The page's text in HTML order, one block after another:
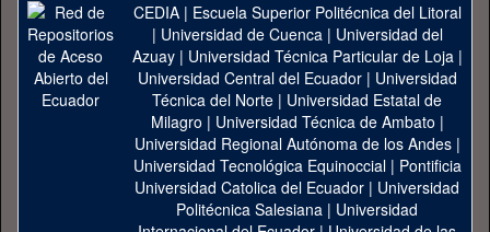
CEDIA| Escuela Superior Politécnica del Litoral
| Universidad de Cuenca| Universidad del
Azuay| Universidad Técnica Particular de Loja|
Universidad Central del Ecuador| Universidad
Técnica del Norte | Universidad Estatal de
Milagro | Universidad Técnica de Ambato |
Universidad Regional Autónoma de los Andes|
Universidad Tecnológica Equinoccial| Pontificia
Universidad Catolica del Ecuador | Universidad
Politécnica Salesiana | Universidad